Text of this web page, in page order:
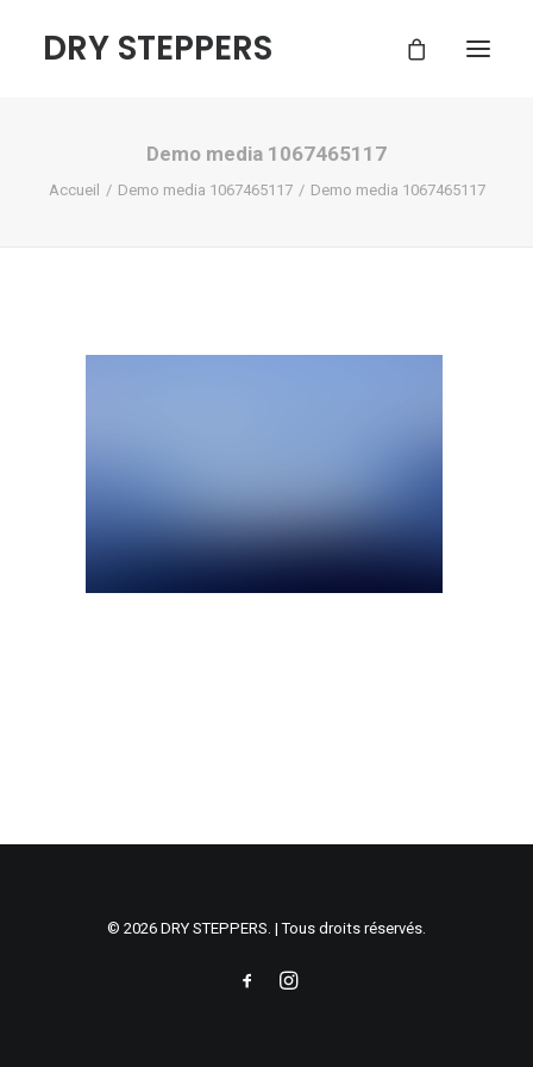
DRY STEPPERS
ACCUEIL
Demo media 1067465117
Accueil Demo media 1067465117 Demo media 1067465117
© 2026 DRY STEPPERS. | Tous droits réservés.